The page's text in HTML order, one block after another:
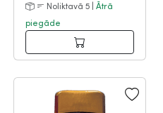
Noliktavā 5 | Ātrā
piegāde